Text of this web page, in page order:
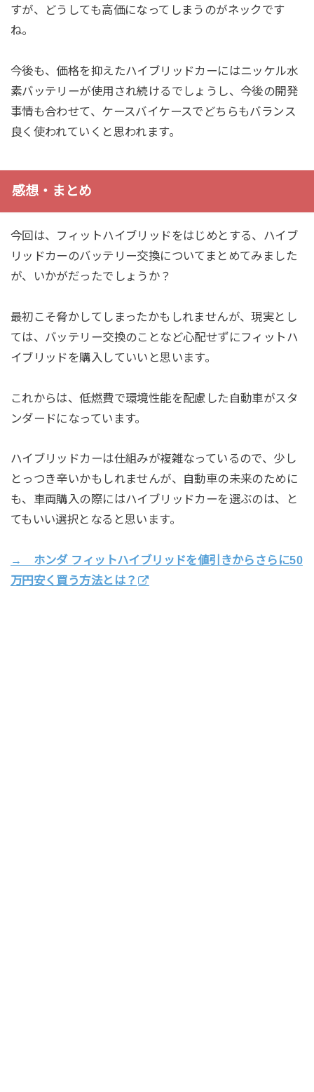
すが、どうしても高価になってしまうのがネックです
ね。
今後も、価格を抑えたハイブリッドカーにはニッケル水
素バッテリーが使用され続けるでしょうし、今後の開発
事情も合わせて、ケースバイケースでどちらもバランス
良く使われていくと思われます。
感想・まとめ
今回は、フィットハイブリッドをはじめとする、ハイブ
リッドカーのバッテリー交換についてまとめてみました
が、いかがだったでしょうか？
最初こそ脅かしてしまったかもしれませんが、現実とし
ては、バッテリー交換のことなど心配せずにフィットハ
イブリッドを購入していいと思います。
これからは、低燃費で環境性能を配慮した自動車がスタ
ンダードになっています。
ハイブリッドカーは仕組みが複雑なっているので、少し
とっつき辛いかもしれませんが、自動車の未来のために
も、車両購入の際にはハイブリッドカーを選ぶのは、と
てもいい選択となると思います。
→ ホンダ フィットハイブリッドを値引きからさらに50
万円安く買う方法とは？